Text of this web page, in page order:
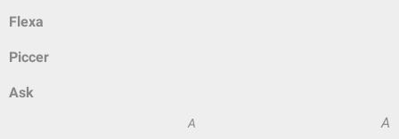
Flexa
Piccer
Ask
A A